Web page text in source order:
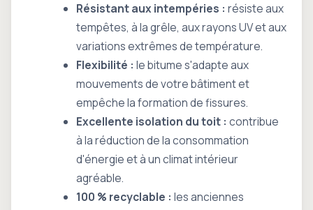
Résistant aux intempéries : résiste aux
tempêtes, à la grêle, aux rayons UV et aux
variations extrêmes de température.
Flexibilité : le bitume s'adapte aux
mouvements de votre bâtiment et
empêche la formation de fissures.
Excellente isolation du toit : contribue
à la réduction de la consommation
d'énergie et à un climat intérieur
agréable.
100 % recyclable : les anciennes